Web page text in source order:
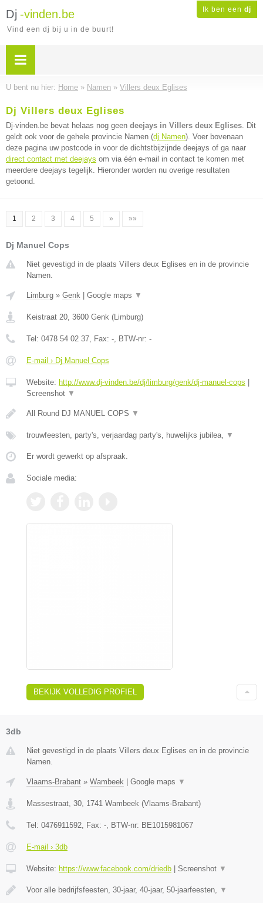
Ik ben een dj
Dj -vinden.be
Vind een dj bij u in de buurt!
U bent nu hier: Home » Namen » Villers deux Eglises
Dj Villers deux Eglises
Dj-vinden.be bevat helaas nog geen deejays in Villers deux Eglises. Dit
geldt ook voor de gehele provincie Namen (dj Namen). Voer bovenaan
deze pagina uw postcode in voor de dichtstbijzijnde deejays of ga naar
direct contact met deejays om via één e-mail in contact te komen met
meerdere deejays tegelijk. Hieronder worden nu overige resultaten
getoond.
1 2 3 4 5 » »»
Dj Manuel Cops
Niet gevestigd in de plaats Villers deux Eglises en in de provincie
Namen.
Limburg » Genk Google maps ▼
Keistraat 20, 3600 Genk (Limburg)
Tel: 0478 54 02 37, Fax: -, BTW-nr: -
E-mail › Dj Manuel Cops
Website: http://www.dj-vinden.be/dj/limburg/genk/dj-manuel-cops
Screenshot ▼
All Round DJ MANUEL COPS ▼
trouwfeesten, party's, verjaardag party's, huwelijks jubilea, ▼
Er wordt gewerkt op afspraak.
Sociale media:
BEKIJK VOLLEDIG PROFIEL
3db
Niet gevestigd in de plaats Villers deux Eglises en in de provincie
Namen.
Vlaams-Brabant » Wambeek Google maps ▼
Massestraat, 30 1741 Wambeek (Vlaams-Brabant)
Tel: 0476911592 , Fax: - , BTW-nr: BE1015981067
E-mail › 3db
Website: https://www.facebook.com/driedb Screenshot ▼
Voor alle bedrijfsfeesten, 30-jaar, 40-jaar, 50-jaarfeesten, ▼